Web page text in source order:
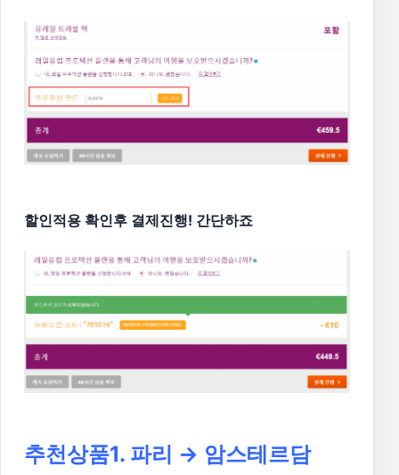
할인적용 확인후 결제진행! 간단하죠
추천상품1. 파리 → 암스테르담